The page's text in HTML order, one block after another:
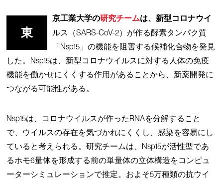
東
京工業大学の研究チームは、新型コロナウイ
ルス（SARS-CoV-2）が作る酵素タンパク質
「Nsp15」の機能を阻害する候補化合物を発見
した。Nsp15は、新型コロナウイルスに対する人体の免疫
機能を働かせにくくする作用があることから、新薬開発に
つながる可能性がある。
Nsp15は、コロナウイルスが作ったRNAを分解すること
で、ウイルスの存在を気づかれにくくし、感染を容易にし
ていると考えられる。研究チームは、Nsp15が活性型であ
るホモ6量体を形成する前の単量体の立体構造をコンピュ
ーターシミュレーションで推定。およそ5万種類の抗ウイ